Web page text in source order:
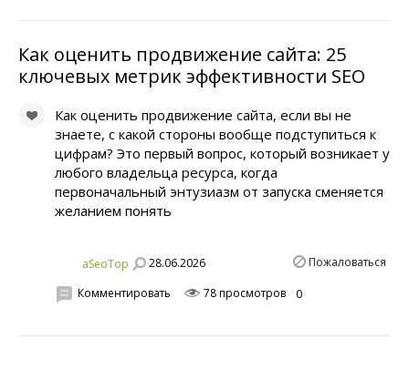
Как оценить продвижение сайта: 25
ключевых метрик эффективности SEO
Как оценить продвижение сайта, если вы не
знаете, с какой стороны вообще подступиться к
цифрам? Это первый вопрос, который возникает у
любого владельца ресурса, когда
первоначальный энтузиазм от запуска сменяется
желанием понять
aSeoTop 28.06.2026 Пожаловаться
Комментировать 78 просмотров 0